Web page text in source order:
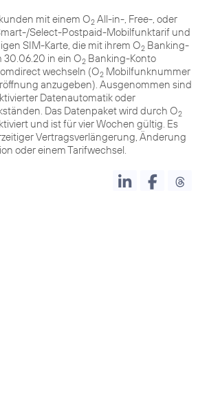
mit einem O2 All-in-, Free-, oder
Select-Postpaid-Mobilfunktarif und
SIM-Karte, die mit ihrem O2 Banking-
30.06.20 in ein O2 Banking-Konto
wechseln (O2 Mobilfunknummer
anzugeben). Ausgenommen sind
Datenautomatik oder
Das Datenpaket wird durch O2
und ist für vier Wochen gültig. Es
Vertragsverlängerung, Änderung
oder einem Tarifwechsel.